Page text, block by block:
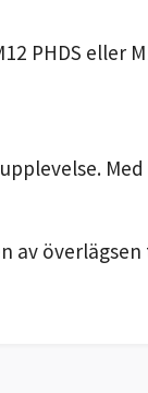
PHDS eller
av